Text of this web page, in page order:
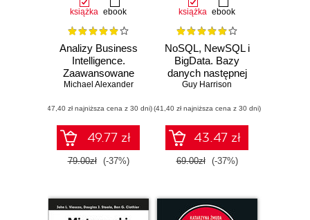
książka ebook
Analizy Business
Intelligence.
Zaawansowane
wykorzystanie
Michael Alexander
(47,40 zł najniższa cena z 30 dni)
49.77 zł
79.00zł (-37%)
książka ebook
NoSQL, NewSQL i
BigData. Bazy
danych następnej
generacji
Guy Harrison
(41,40 zł najniższa cena z 30 dni)
43.47 zł
69.00zł (-37%)